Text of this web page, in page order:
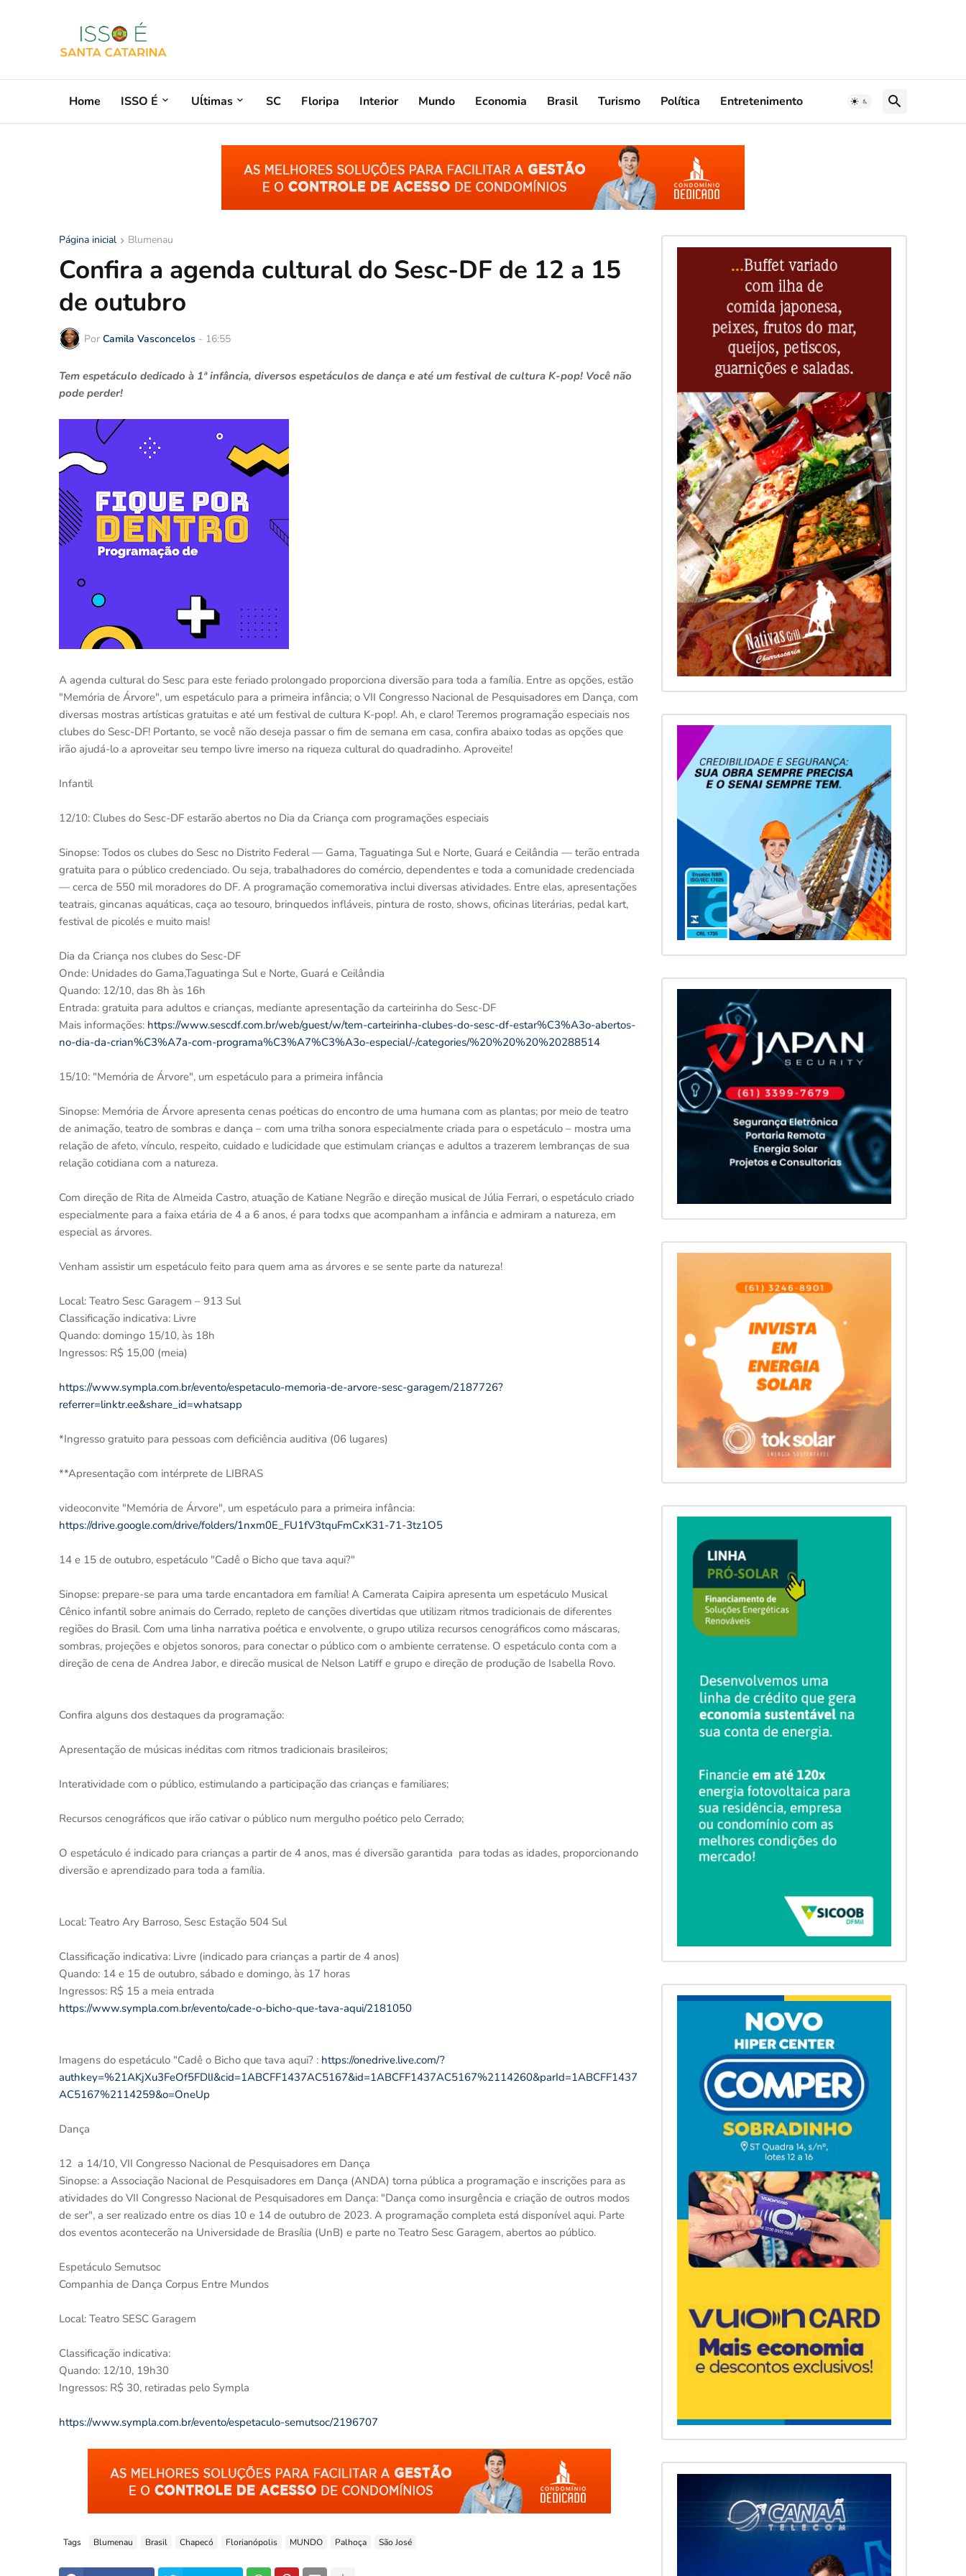
Home ISSO É Uĺtimas SC Floripa Interior Mundo Economia Brasil Turismo Política Entretenimento
Página inicial Blumenau
Confira a agenda cultural do Sesc-DF de 12 a 15
de outubro
Por Camila Vasconcelos - 16:55
Tem espetáculo dedicado à 1ª infância, diversos espetáculos de dança e até um festival de cultura K-pop! Você não
pode perder!
A agenda cultural do Sesc para este feriado prolongado proporciona diversão para toda a família. Entre as opções, estão
"Memória de Árvore", um espetáculo para a primeira infância; o VII Congresso Nacional de Pesquisadores em Dança, com
diversas mostras artísticas gratuitas e até um festival de cultura K-pop!. Ah, e claro! Teremos programação especiais nos
clubes do Sesc-DF! Portanto, se você não deseja passar o fim de semana em casa, confira abaixo todas as opções que
irão ajudá-lo a aproveitar seu tempo livre imerso na riqueza cultural do quadradinho. Aproveite!
Infantil
12/10: Clubes do Sesc-DF estarão abertos no Dia da Criança com programações especiais
Sinopse: Todos os clubes do Sesc no Distrito Federal — Gama, Taguatinga Sul e Norte, Guará e Ceilândia — terão entrada
gratuita para o público credenciado. Ou seja, trabalhadores do comércio, dependentes e toda a comunidade credenciada
— cerca de 550 mil moradores do DF. A programação comemorativa inclui diversas atividades. Entre elas, apresentações
teatrais, gincanas aquáticas, caça ao tesouro, brinquedos infláveis, pintura de rosto, shows, oficinas literárias, pedal kart,
festival de picolés e muito mais!
Dia da Criança nos clubes do Sesc-DF
Onde: Unidades do Gama,Taguatinga Sul e Norte, Guará e Ceilândia
Quando: 12/10, das 8h às 16h
Entrada: gratuita para adultos e crianças, mediante apresentação da carteirinha do Sesc-DF
Mais informações: https://www.sescdf.com.br/web/guest/w/tem-carteirinha-clubes-do-sesc-df-estar%C3%A3o-abertos-
no-dia-da-crian%C3%A7a-com-programa%C3%A7%C3%A3o-especial/-/categories/%20%20%20%20288514
15/10: "Memória de Árvore", um espetáculo para a primeira infância
Sinopse: Memória de Árvore apresenta cenas poéticas do encontro de uma humana com as plantas; por meio de teatro
de animação, teatro de sombras e dança – com uma trilha sonora especialmente criada para o espetáculo – mostra uma
relação de afeto, vínculo, respeito, cuidado e ludicidade que estimulam crianças e adultos a trazerem lembranças de sua
relação cotidiana com a natureza.
Com direção de Rita de Almeida Castro, atuação de Katiane Negrão e direção musical de Júlia Ferrari, o espetáculo criado
especialmente para a faixa etária de 4 a 6 anos, é para todxs que acompanham a infância e admiram a natureza, em
especial as árvores.
Venham assistir um espetáculo feito para quem ama as árvores e se sente parte da natureza!
Local: Teatro Sesc Garagem – 913 Sul
Classificação indicativa: Livre
Quando: domingo 15/10, às 18h
Ingressos: R$ 15,00 (meia)
https://www.sympla.com.br/evento/espetaculo-memoria-de-arvore-sesc-garagem/2187726?
referrer=linktr.ee&share_id=whatsapp
*Ingresso gratuito para pessoas com deficiência auditiva (06 lugares)
**Apresentação com intérprete de LIBRAS
videoconvite "Memória de Árvore", um espetáculo para a primeira infância:
https://drive.google.com/drive/folders/1nxm0E_FU1fV3tquFmCxK31-71-3tz1O5
14 e 15 de outubro, espetáculo "Cadê o Bicho que tava aqui?"
Sinopse: prepare-se para uma tarde encantadora em família! A Camerata Caipira apresenta um espetáculo Musical
Cênico infantil sobre animais do Cerrado, repleto de canções divertidas que utilizam ritmos tradicionais de diferentes
regiões do Brasil. Com uma linha narrativa poética e envolvente, o grupo utiliza recursos cenográficos como máscaras,
sombras, projeções e objetos sonoros, para conectar o público com o ambiente cerratense. O espetáculo conta com a
direção de cena de Andrea Jabor, e direcão musical de Nelson Latiff e grupo e direção de produção de Isabella Rovo.
Confira alguns dos destaques da programação:
Apresentação de músicas inéditas com ritmos tradicionais brasileiros;
Interatividade com o público, estimulando a participação das crianças e familiares;
Recursos cenográficos que irão cativar o público num mergulho poético pelo Cerrado;
O espetáculo é indicado para crianças a partir de 4 anos, mas é diversão garantida para todas as idades, proporcionando
diversão e aprendizado para toda a família.
Local: Teatro Ary Barroso, Sesc Estação 504 Sul
Classificação indicativa: Livre (indicado para crianças a partir de 4 anos)
Quando: 14 e 15 de outubro, sábado e domingo, às 17 horas
Ingressos: R$ 15 a meia entrada
https://www.sympla.com.br/evento/cade-o-bicho-que-tava-aqui/2181050
Imagens do espetáculo "Cadê o Bicho que tava aqui? : https://onedrive.live.com/?
authkey=%21AKjXu3FeOf5FDlI&cid=1ABCFF1437AC5167&id=1ABCFF1437AC5167%2114260&parId=1ABCFF1437
AC5167%2114259&o=OneUp
Dança
12 a 14/10, VII Congresso Nacional de Pesquisadores em Dança
Sinopse: a Associação Nacional de Pesquisadores em Dança (ANDA) torna pública a programação e inscrições para as
atividades do VII Congresso Nacional de Pesquisadores em Dança: "Dança como insurgência e criação de outros modos
de ser", a ser realizado entre os dias 10 e 14 de outubro de 2023. A programação completa está disponível aqui. Parte
dos eventos acontecerão na Universidade de Brasília (UnB) e parte no Teatro Sesc Garagem, abertos ao público.
Espetáculo Semutsoc
Companhia de Dança Corpus Entre Mundos
Local: Teatro SESC Garagem
Classificação indicativa:
Quando: 12/10, 19h30
Ingressos: R$ 30, retiradas pelo Sympla
https://www.sympla.com.br/evento/espetaculo-semutsoc/2196707
Tags Blumenau Brasil Chapecó Florianópolis MUNDO Palhoça São José